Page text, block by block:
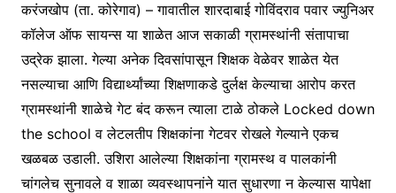
करंजखोप (ता. कोरेगाव) – गावातील शारदाबाई गोविंदराव पवार ज्युनिअर
कॉलेज ऑफ सायन्स या शाळेत आज सकाळी ग्रामस्थांनी संतापाचा
उद्रेक झाला. गेल्या अनेक दिवसांपासून शिक्षक वेळेवर शाळेत येत
नसल्याचा आणि विद्यार्थ्यांच्या शिक्षणाकडे दुर्लक्ष केल्याचा आरोप करत
ग्रामस्थांनी शाळेचे गेट बंद करून त्याला टाळे ठोकले Locked down
the school व लेटलतीप शिक्षकांना गेटवर रोखले गेल्याने एकच
खळबळ उडाली. उशिरा आलेल्या शिक्षकांना ग्रामस्थ व पालकांनी
चांगलेच सुनावले व शाळा व्यवस्थापनांने यात सुधारणा न केल्यास यापेक्षा